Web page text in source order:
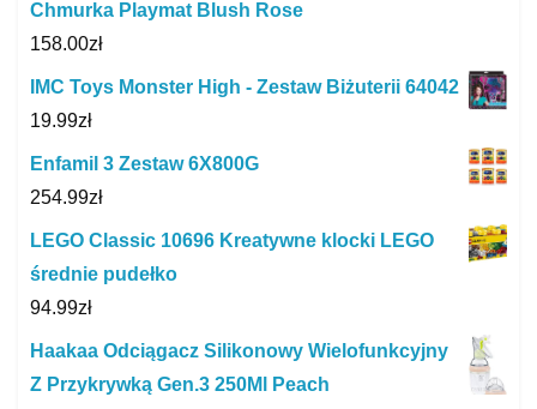
Chmurka Playmat Blush Rose
158.00zł
IMC Toys Monster High - Zestaw Biżuterii 64042
19.99zł
Enfamil 3 Zestaw 6X800G
254.99zł
LEGO Classic 10696 Kreatywne klocki LEGO
średnie pudełko
94.99zł
Haakaa Odciągacz Silikonowy Wielofunkcyjny
Z Przykrywką Gen.3 250Ml Peach